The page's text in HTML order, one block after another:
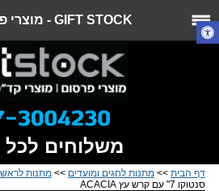
GIFT STOCK - מוצרי פרסום ומ...
משלוחים
דף הבית >> מתנות לחגים ומועדים >> מתנות
סנטוקו 7" עם קרש עץ ACACIA